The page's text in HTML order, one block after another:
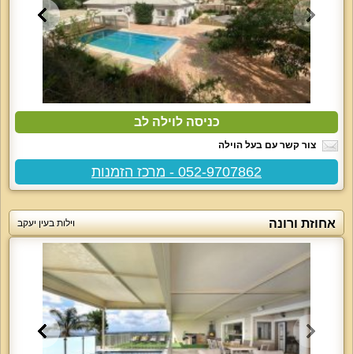
כניסה לוילה לב
צור קשר עם בעל הוילה
052-9707862 - מרכז הזמנות
אחוזת ורונה וילות בעין יעקב